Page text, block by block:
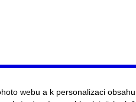
webu a k personalizaci